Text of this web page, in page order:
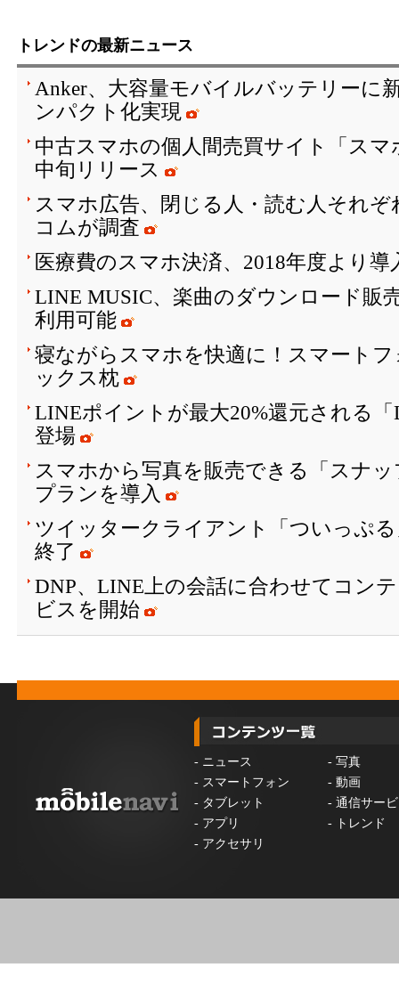
トレンドの最新ニュース
Anker、大容量モバイルバッテリー
ンパクト化実現
中古スマホの個人間売買サイト「ス
中旬リリース
スマホ広告、閉じる人・読む人それ
コムが調査
医療費のスマホ決済、2018年度より
LINE MUSIC、楽曲のダウンロード
利用可能
寝ながらスマホを快適に！スマート
ックス枕
LINEポイントが最大20%還元される
登場
スマホから写真を販売できる「スナ
プランを導入
ツイッタークライアント「ついっぷ
終了
DNP、LINE上の会話に合わせてコン
ビスを開始
- ニュース - 写真
- スマートフォン - 動画
- タブレット - 通信サー
- アプリ -
トレンド
- アクセサリ